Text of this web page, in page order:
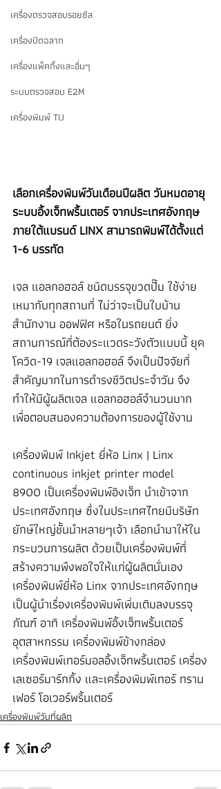
เครื่องตรวจสอบรอยซีล
เครื่องปิดฉลาก
เครื่องแพ็คกิ้งและอื่นๆ
ระบบตรวจสอบ E2M
เครื่องพิมพ์ TIJ
เลือกเครื่องพิมพ์วันเดือนปีผลิต วันหมดอายุ
ระบบอิ้งเจ็ทพริ้นเตอร์ จากประเทศอังกฤษ
ภายใต้แบรนด์ LINX สามารถพิมพ์ได้ตั้งแต่
1-6 บรรทัด
เจล แอลกอฮอล์ ชนิดบรรจุขวดปั๊ม ใช้ง่าย
เหมากับทุกสถานที่ ไม่ว่าจะเป็นใบบ้าน
สำนักงาน ออฟฟิศ หรือในรถยนต์ ยิ่ง
สถานการณ์ที่ต้องระแวดระวังตัวแบบนี้ ยุค
โควิด-19 เจลแอลกอฮอล์ จึงเป็นปัจจัยที่
สำคัญมากในการดำรงชีวิตประจำวัน จึง
ทำให้มีผู้ผลิตเจล แอลกอฮอล์จำนวนมาก
เพื่อตอบสนองความต้องการของผู้ใช้งาน
เครื่องพิมพ์ Inkjet ยี่ห้อ Linx | Linx
continuous inkjet printer model
8900 เป็นเครื่องพิมพ์อิงเจ็ท นำเข้าจาก
ประเทศอังกฤษ ซึ่งในประเทศไทยมีบริษัท
ยักษ์ใหญ่ชั้นนำหลายๆเจ้า เลือกนำมาให้ใน
กระบวนการผลิต ด้วยเป็นเครื่องพิมพ์ที่
สร้างความพึงพอใจให้แก่ผู้ผลิตนั่นเอง
เครื่องพิมพ์ยี่ห้อ Linx จากประเทศอังกฤษ
เป็นผู้นำเรื่องเครื่องพิมพ์เพิ่มเติมลงบรรจุ
ภัณฑ์ อาทิ เครื่องพิมพ์อิ้งเจ็ทพริ้นเตอร์
อุตสาหกรรม เครื่องพิมพ์ข้างกล่อง
เครื่องพิมพ์เทอร์มอลอิ้งเจ็ทพริ้นเตอร์ เครื่อง
เลเซอร์มาร์กกิ้ง และเครื่องพิมพ์เทอร์ ทราน
เฟอร์ โอเวอร์พริ้นเตอร์
เครื่องพิมพ์วันที่ผลิต